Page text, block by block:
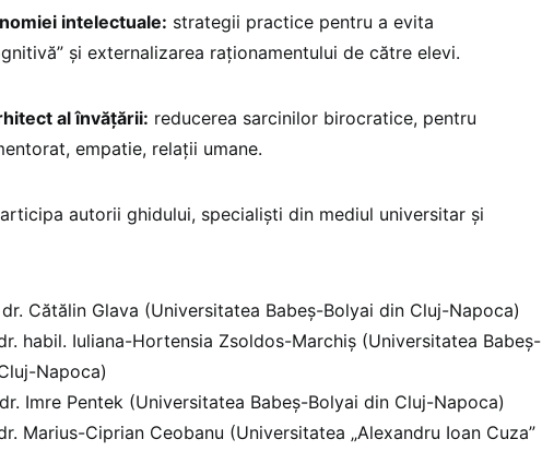
intelectuale: strategii practice pentru a evita
și externalizarea raționamentului de către elevi.
al învățării: reducerea sarcinilor birocratice, pentru
empatie, relații umane.
autorii ghidului, specialiști din mediul universitar și
Cătălin Glava (Universitatea Babeș-Bolyai din Cluj-Napoca)
habil. Iuliana-Hortensia Zsoldos-Marchiș (Universitatea Babeș-
Napoca)
Imre Pentek (Universitatea Babeș-Bolyai din Cluj-Napoca)
Marius-Ciprian Ceobanu (Universitatea „Alexandru Ioan Cuza”